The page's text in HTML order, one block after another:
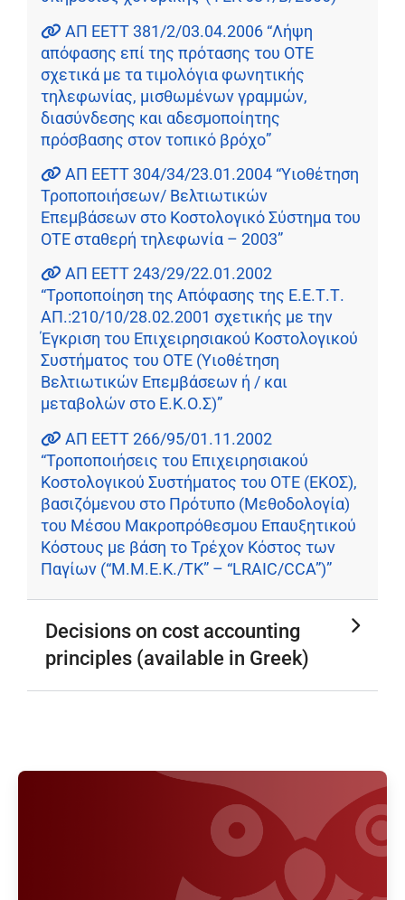
ΑΠ ΕΕΤΤ 381/2/03.04.2006 “Λήψη
απόφασης επί της πρότασης του ΟΤΕ
σχετικά με τα τιμολόγια φωνητικής
τηλεφωνίας, μισθωμένων γραμμών,
διασύνδεσης και αδεσμοποίητης
πρόσβασης στον τοπικό βρόχο”
ΑΠ ΕΕΤΤ 304/34/23.01.2004 “Υιοθέτηση
Τροποποιήσεων/ Βελτιωτικών
Επεμβάσεων στο Κοστολογικό Σύστημα του
ΟΤΕ σταθερή τηλεφωνία – 2003”
ΑΠ ΕΕΤΤ 243/29/22.01.2002
“Τροποποίηση της Απόφασης της Ε.Ε.Τ.Τ.
ΑΠ.:210/10/28.02.2001 σχετικής με την
Έγκριση του Επιχειρησιακού Κοστολογικού
Συστήματος του ΟΤΕ (Υιοθέτηση
Βελτιωτικών Επεμβάσεων ή / και
μεταβολών στο Ε.Κ.Ο.Σ)”
ΑΠ ΕΕΤΤ 266/95/01.11.2002
“Τροποποιήσεις του Επιχειρησιακού
Κοστολογικού Συστήματος του ΟΤΕ (ΕΚΟΣ),
βασιζόμενου στο Πρότυπο (Μεθοδολογία)
του Μέσου Μακροπρόθεσμου Επαυξητικού
Κόστους με βάση το Τρέχον Κόστος των
Παγίων (“Μ.Μ.Ε.Κ./ΤΚ” – “LRAIC/CCA”)”
Decisions on cost accounting
principles (available in Greek)